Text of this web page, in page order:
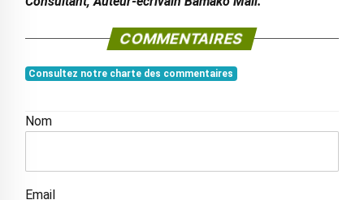
COMMENTAIRES
Consultez notre charte des commentaires
Nom
Email